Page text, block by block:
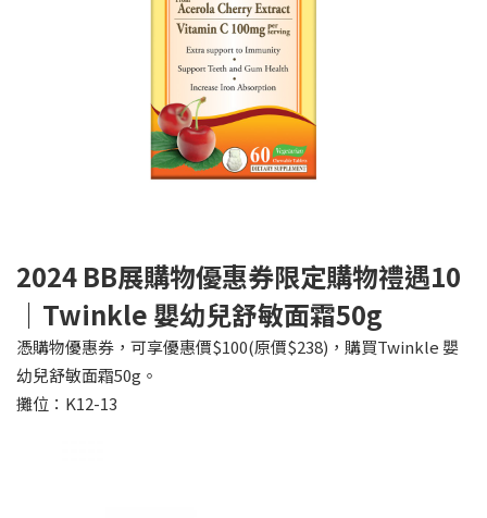
2024 BB展購物優惠券限定購物禮遇10
｜Twinkle 嬰幼兒舒敏面霜50g
憑購物優惠券，可享優惠價$100(原價$238)，購買Twinkle 嬰
幼兒舒敏面霜50g。
攤位：K12-13